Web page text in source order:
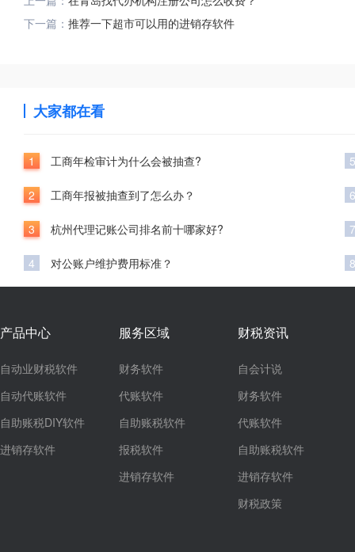
下一篇： 推荐一下超市可以用的进销存软件
大家都在看
1 工商年检审计为什么会被抽查?
2 工商年报被抽查到了怎么办？
3 杭州代理记账公司排名前十哪家好?
4 对公账户维护费用标准？
5
6
7
8
产品中心
自动业财税软件
自动代账软件
自助账税DIY软件
进销存软件
服务区域
财务软件
代账软件
自助账税软件
报税软件
进销存软件
财税资讯
自会计说
财务软件
代账软件
自助账税软件
进销存软件
财税政策